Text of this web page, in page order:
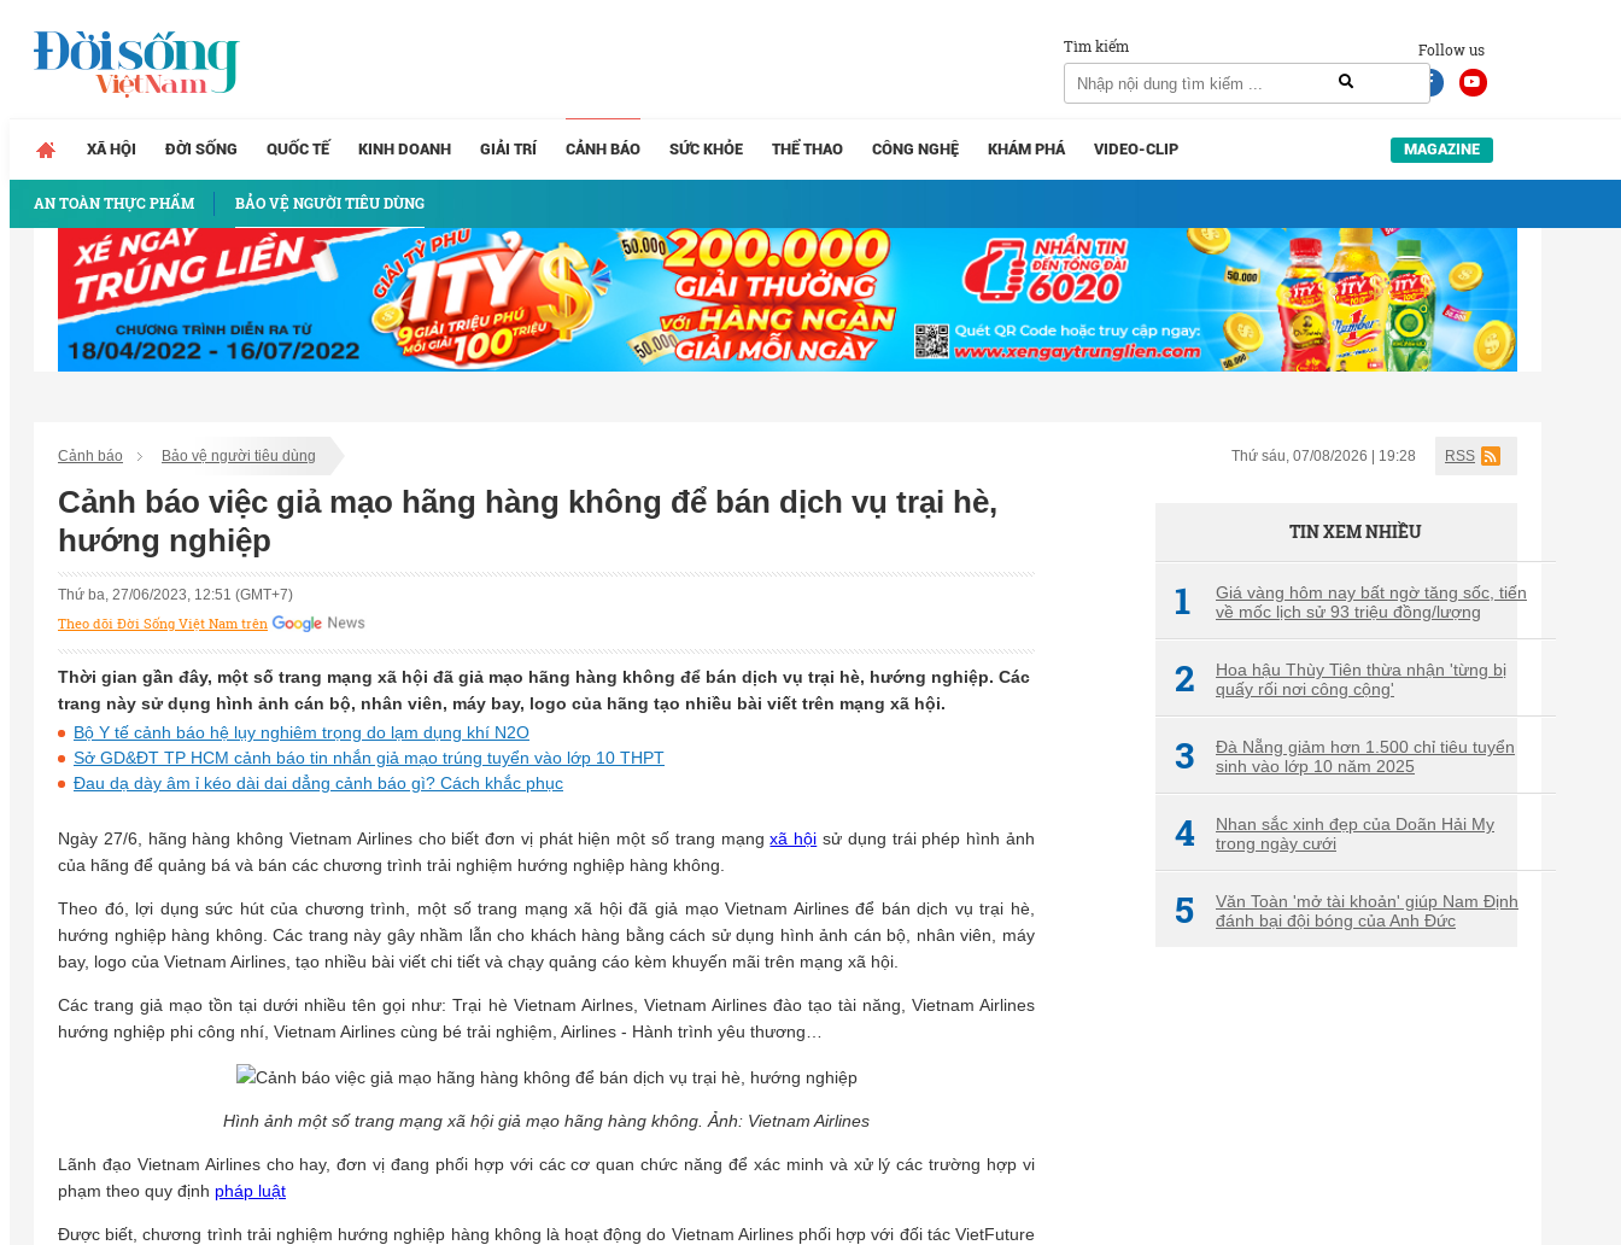
Follow us
Tìm kiếm
XÃ HỘI ĐỜI SỐNG QUỐC TẾ KINH DOANH GIẢI TRÍ CẢNH BÁO
AN TOÀN THỰC PHẨM BẢO VỆ NGƯỜI TIÊU DÙNG
SỨC KHỎE THỂ THAO CÔNG NGHỆ KHÁM PHÁ VIDEO-CLIP MAGAZINE
Cảnh báo Bảo vệ người tiêu dùng Thứ sáu, 07/08/2026 | 19:28 RSS
Cảnh báo việc giả mạo hãng hàng không để bán dịch vụ trại hè,
hướng nghiệp
Thứ ba, 27/06/2023, 12:51 (GMT+7)
Theo dõi Đời Sống Việt Nam trên
Thời gian gần đây, một số trang mạng xã hội đã giả mạo hãng hàng không để bán dịch vụ trại hè, hướng nghiệp. Các
trang này sử dụng hình ảnh cán bộ, nhân viên, máy bay, logo của hãng tạo nhiều bài viết trên mạng xã hội.
Bộ Y tế cảnh báo hệ lụy nghiêm trọng do lạm dụng khí N2O
Sở GD&ĐT TP HCM cảnh báo tin nhắn giả mạo trúng tuyển vào lớp 10 THPT
Đau dạ dày âm ỉ kéo dài dai dẳng cảnh báo gì? Cách khắc phục
Ngày 27/6, hãng hàng không Vietnam Airlines cho biết đơn vị phát hiện một số trang mạngxã hội sử dụng trái phép hình ảnh
của hãng để quảng bá và bán các chương trình trải nghiệm hướng nghiệp hàng không.
Theo đó, lợi dụng sức hút của chương trình, một số trang mạng xã hội đã giả mạo Vietnam Airlines để bán dịch vụ trại hè,
hướng nghiệp hàng không. Các trang này gây nhầm lẫn cho khách hàng bằng cách sử dụng hình ảnh cán bộ, nhân viên, máy
bay, logo của Vietnam Airlines, tạo nhiều bài viết chi tiết và chạy quảng cáo kèm khuyến mãi trên mạng xã hội.
Các trang giả mạo tồn tại dưới nhiều tên gọi như: Trại hè Vietnam Airlnes, Vietnam Airlines đào tạo tài năng, Vietnam Airlines
hướng nghiệp phi công nhí, Vietnam Airlines cùng bé trải nghiệm, Airlines - Hành trình yêu thương…
Hình ảnh một số trang mạng xã hội giả mạo hãng hàng không. Ảnh: Vietnam Airlines
Lãnh đạo Vietnam Airlines cho hay, đơn vị đang phối hợp với các cơ quan chức năng để xác minh và xử lý các trường hợp vi
phạm theo quy định pháp luật
Được biết, chương trình trải nghiệm hướng nghiệp hàng không là hoạt động do Vietnam Airlines phối hợp với đối tác VietFuture
TIN XEM NHIỀU
1
Giá vàng hôm nay bất ngờ tăng sốc, tiến
về mốc lịch sử 93 triệu đồng/lượng
2
Hoa hậu Thùy Tiên thừa nhận 'từng bị
quấy rối nơi công cộng'
3
Đà Nẵng giảm hơn 1.500 chỉ tiêu tuyển
sinh vào lớp 10 năm 2025
4
Nhan sắc xinh đẹp của Doãn Hải My
trong ngày cưới
5
Văn Toàn 'mở tài khoản' giúp Nam Định
đánh bại đội bóng của Anh Đức